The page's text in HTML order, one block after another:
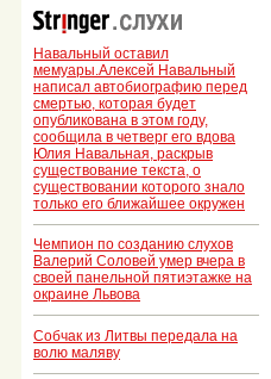
Навальный оставил
мемуары.Алексей Навальный
написал автобиографию перед
смертью, которая будет
опубликована в этом году,
сообщила в четверг его вдова
Юлия Навальная, раскрыв
существование текста, о
существовании которого знало
только его ближайшее окружен
Чемпион по созданию слухов
Валерий Соловей умер вчера в
своей панельной пятиэтажке на
окраине Львова
Собчак из Литвы передала на
волю маляву